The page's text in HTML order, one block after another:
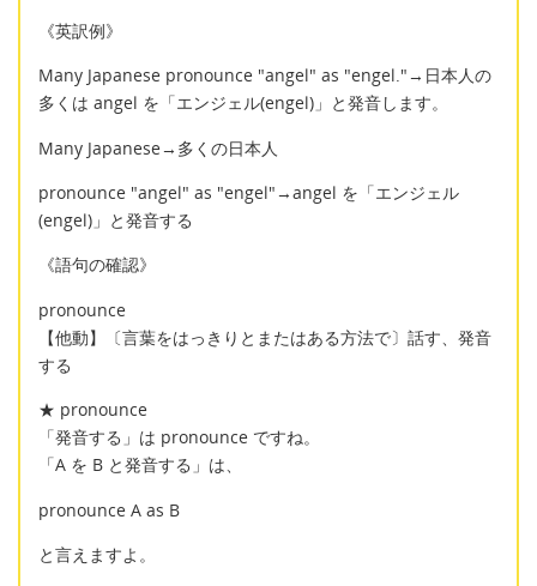
《英訳例》
Many Japanese pronounce "angel" as "engel."→日本人の
多くは angel を「エンジェル(engel)」と発音します。
Many Japanese→多くの日本人
pronounce "angel" as "engel"→angel を「エンジェル
(engel)」と発音する
《語句の確認》
pronounce
【他動】〔言葉をはっきりとまたはある方法で〕話す、発音
する
★ pronounce
「発音する」は pronounce ですね。
「A を B と発音する」は、
pronounce A as B
と言えますよ。